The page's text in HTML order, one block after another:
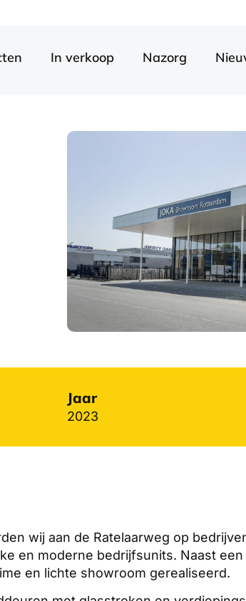
In verkoop Nazorg
Jaar
2023
wij aan de Ratelaarweg op
en moderne bedrijfsunits. Naast
en lichte showroom gerealiseerd.